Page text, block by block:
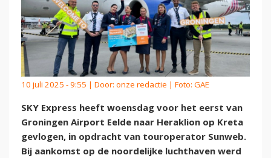
10 juli 2025 - 9:55 | Door: onze redactie | Foto: GAE
SKY Express heeft woensdag voor het eerst van
Groningen Airport Eelde naar Heraklion op Kreta
gevlogen, in opdracht van touroperator Sunweb.
Bij aankomst op de noordelijke luchthaven werd